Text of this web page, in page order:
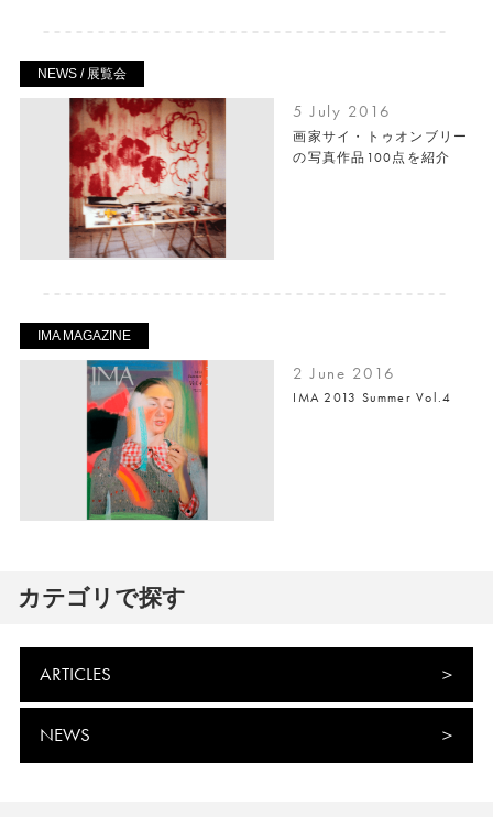
NEWS / 展覧会
5 July 2016
画家サイ・トゥオンブリー
の写真作品100点を紹介
IMA MAGAZINE
2 June 2016
IMA 2013 Summer Vol.4
カテゴリで探す
ARTICLES
NEWS